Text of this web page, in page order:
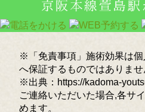
※「免責事項」施術効果は個
へ保証するものではありませ
※出典：https://kadoma-
ご連絡いただいた場合,各サ
めます。